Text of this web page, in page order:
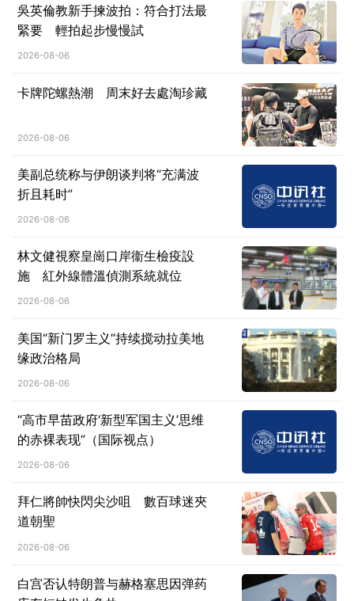
吳英倫教新手揀波拍：符合打法最
緊要 輕拍起步慢慢試
2026-08-06
卡牌陀螺熱潮 周末好去處淘珍藏
2026-08-06
美副总统称与伊朗谈判将“充满波
折且耗时”
2026-08-06
林文健視察皇崗口岸衞生檢疫設
施 紅外線體溫偵測系統就位
2026-08-06
美国“新门罗主义”持续搅动拉美地
缘政治格局
2026-08-06
“高市早苗政府‘新型军国主义’思维
的赤裸表现”（国际视点）
2026-08-06
拜仁將帥快閃尖沙咀 數百球迷夾
道朝聖
2026-08-06
白宫否认特朗普与赫格塞思因弹药